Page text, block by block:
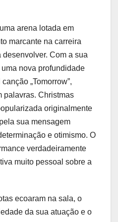
arena lotada em
marcante na carreira
Com a sua
nova profundidade
„Tomorrow”,
palavras. Christmas
originalmente
sua mensagem
e otimismo. O
verdadeiramente
muito pessoal sobre a
ecoaram na sala, o
da sua atuação e o